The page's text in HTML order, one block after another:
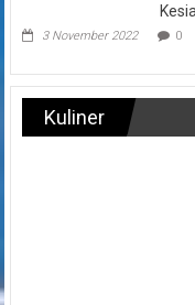
3 November 2022 0
Kuliner